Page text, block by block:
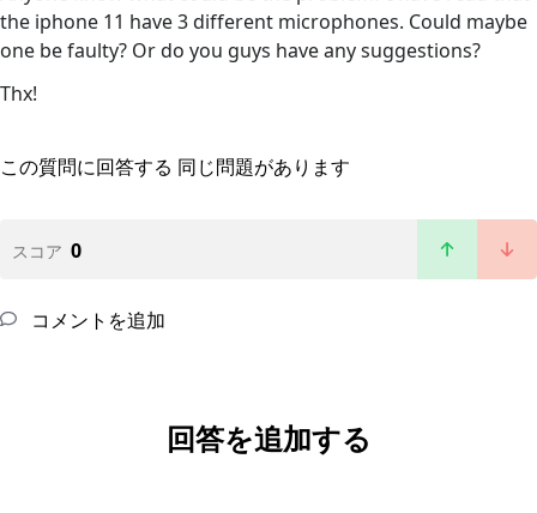
the iphone 11 have 3 different microphones. Could maybe
one be faulty? Or do you guys have any suggestions?
Thx!
この質問に回答する 同じ問題があります
スコア 0
コメントを追加
回答を追加する